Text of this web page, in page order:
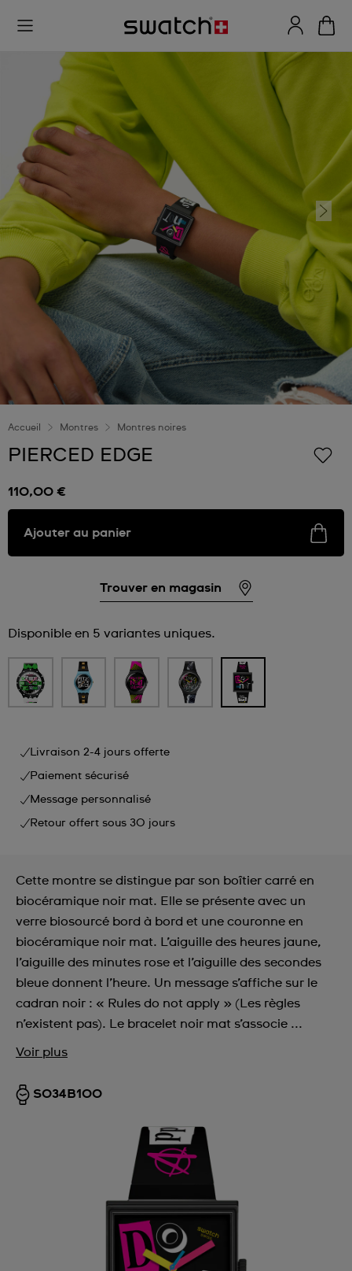
Accueil Montres Montres noires
PIERCED EDGE
110,00 €
Ajouter au panier
Trouver en magasin
Disponible en 5 variantes uniques.
Livraison 2-4 jours offerte
Paiement sécurisé
Message personnalisé
Retour offert sous 30 jours
Cette montre se distingue par son boîtier carré en
biocéramique noir mat. Elle se présente avec un
verre biosourcé bord à bord et une couronne en
biocéramique noir mat. L’aiguille des heures jaune,
l’aiguille des minutes rose et l’aiguille des secondes
bleue donnent l’heure. Un message s’affiche sur le
cadran noir : « Rules do not apply » (Les règles
n’existent pas). Le bracelet noir mat s’associe ...
Voir plus
SO34B100